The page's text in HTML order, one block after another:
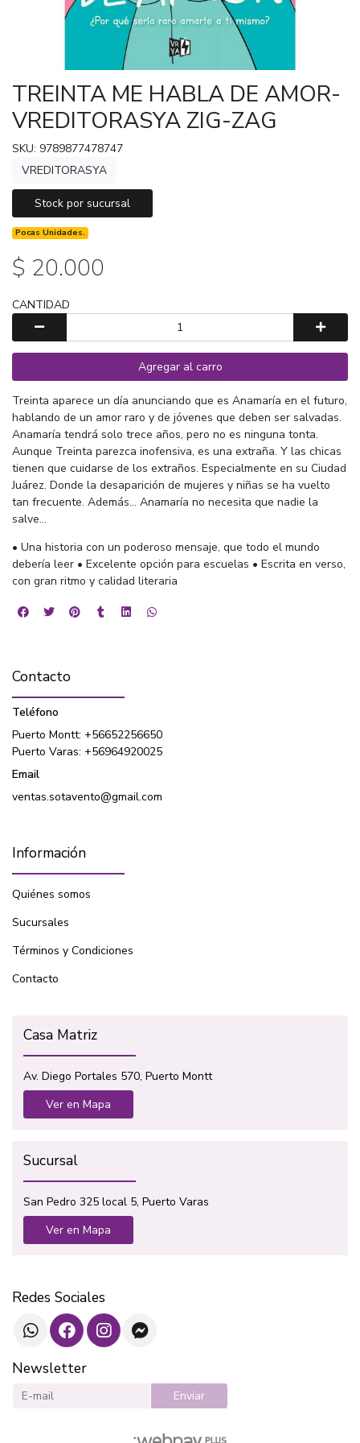
TREINTA ME HABLA DE AMOR-
VREDITORASYA ZIG-ZAG
SKU: 9789877478747
VREDITORASYA
Stock por sucursal
Pocas Unidades.
$ 20.000
CANTIDAD
Agregar al carro
Treinta aparece un día anunciando que es Anamaría en el futuro,
hablando de un amor raro y de jóvenes que deben ser salvadas.
Anamaría tendrá solo trece años, pero no es ninguna tonta.
Aunque Treinta parezca inofensiva, es una extraña. Y las chicas
tienen que cuidarse de los extraños. Especialmente en su Ciudad
Juárez. Donde la desaparición de mujeres y niñas se ha vuelto
tan frecuente. Además... Anamaría no necesita que nadie la
salve...
• Una historia con un poderoso mensaje, que todo el mundo
debería leer • Excelente opción para escuelas • Escrita en verso,
con gran ritmo y calidad literaria
Contacto
Teléfono
Puerto Montt: +56652256650
Puerto Varas: +56964920025
Email
ventas.sotavento@gmail.com
Información
Quiénes somos
Sucursales
Términos y Condiciones
Contacto
Casa Matriz
Av. Diego Portales 570, Puerto Montt
Ver en Mapa
Sucursal
San Pedro 325 local 5, Puerto Varas
Ver en Mapa
Redes Sociales
Newsletter
Enviar